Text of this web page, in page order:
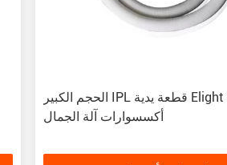
الحجم الكبير IPL قطعة يدية Elight SHR
أكسسوارات آلة الجمال